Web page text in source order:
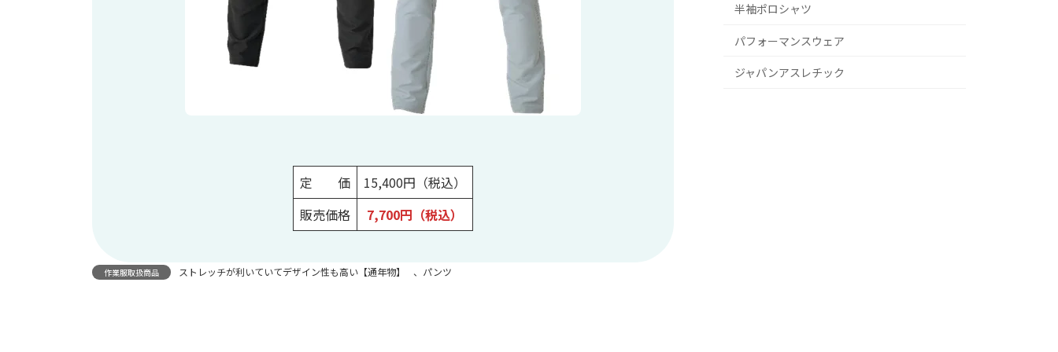
定 価
15,400円（税込）
販売価格
7,700円（税込）
作業服取扱商品 ストレッチが利いていてデザイン性も高い【通年物】 、 パンツ
半袖ポロシャツ
パフォーマンスウェア
ジャパンアスレチック